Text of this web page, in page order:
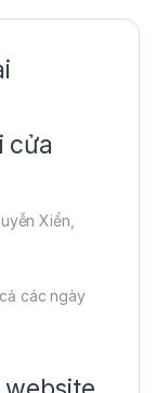
cửa
Xiển,
các ngày